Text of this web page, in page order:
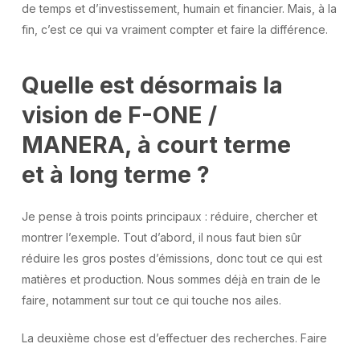
de temps et d’investissement, humain et financier. Mais, à la
fin, c’est ce qui va vraiment compter et faire la différence.
Quelle est désormais la
vision de F-ONE /
MANERA, à court terme
et à long terme ?
Je pense à trois points principaux : réduire, chercher et
montrer l’exemple. Tout d’abord, il nous faut bien sûr
réduire les gros postes d’émissions, donc tout ce qui est
matières et production. Nous sommes déjà en train de le
faire, notamment sur tout ce qui touche nos ailes.
La deuxième chose est d’effectuer des recherches. Faire